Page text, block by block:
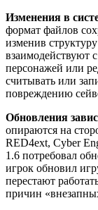
Изменения в
формат файлов
изменив
взаимодействуют
персонажей или
считывать или
повреждению
Обновления
опираются на
RED4ext, Cyber
1.6 потребовал
игрок обновил
перестают
причин